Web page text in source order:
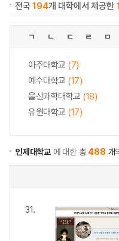
전국194개 대학에서 제공한
ㄱ ㄴ ㄷ ㄹ ㅁ
아주대학교 (7)
예수대학교 (17)
울산과학대학교 (18)
유원대학교 (17)
인제대학교 에 대한 총 488 개
31.